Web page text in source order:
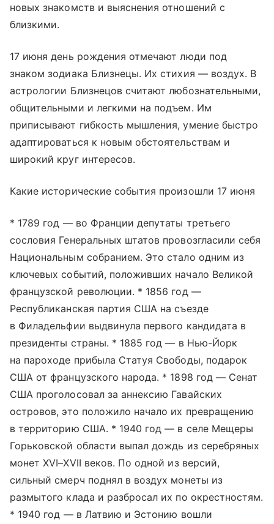
новых знакомств и выяснения отношений с
близкими.
17 июня день рождения отмечают люди под
знаком зодиака Близнецы. Их стихия — воздух. В
астрологии Близнецов считают любознательными,
общительными и легкими на подъем. Им
приписывают гибкость мышления, умение быстро
адаптироваться к новым обстоятельствам и
широкий круг интересов.
Какие исторические события произошли 17 июня
* 1789 год — во Франции депутаты третьего
сословия Генеральных штатов провозгласили себя
Национальным собранием. Это стало одним из
ключевых событий, положивших начало Великой
французской революции. * 1856 год —
Республиканская партия США на съезде
в Филадельфии выдвинула первого кандидата в
президенты страны. * 1885 год — в Нью-Йорк
на пароходе прибыла Статуя Свободы, подарок
США от французского народа. * 1898 год — Сенат
США проголосовал за аннексию Гавайских
островов, это положило начало их превращению
в территорию США. * 1940 год — в селе Мещеры
Горьковской области выпал дождь из серебряных
монет XVI–XVII веков. По одной из версий,
сильный смерч поднял в воздух монеты из
размытого клада и разбросал их по окрестностям.
* 1940 год — в Латвию и Эстонию вошли